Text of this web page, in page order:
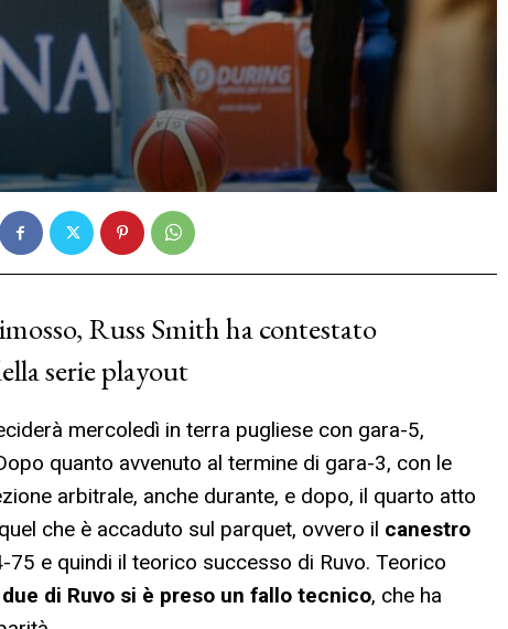
Russ Smith ha contestato
serie playout
mercoledì in terra pugliese con gara-5,
quanto avvenuto al termine di gara-3, con le
arbitrale, anche durante, e dopo, il quarto atto
che è accaduto sul parquet, ovvero il canestro
75 e quindi il teorico successo di Ruvo. Teorico
di Ruvo si è preso un fallo tecnico, che ha